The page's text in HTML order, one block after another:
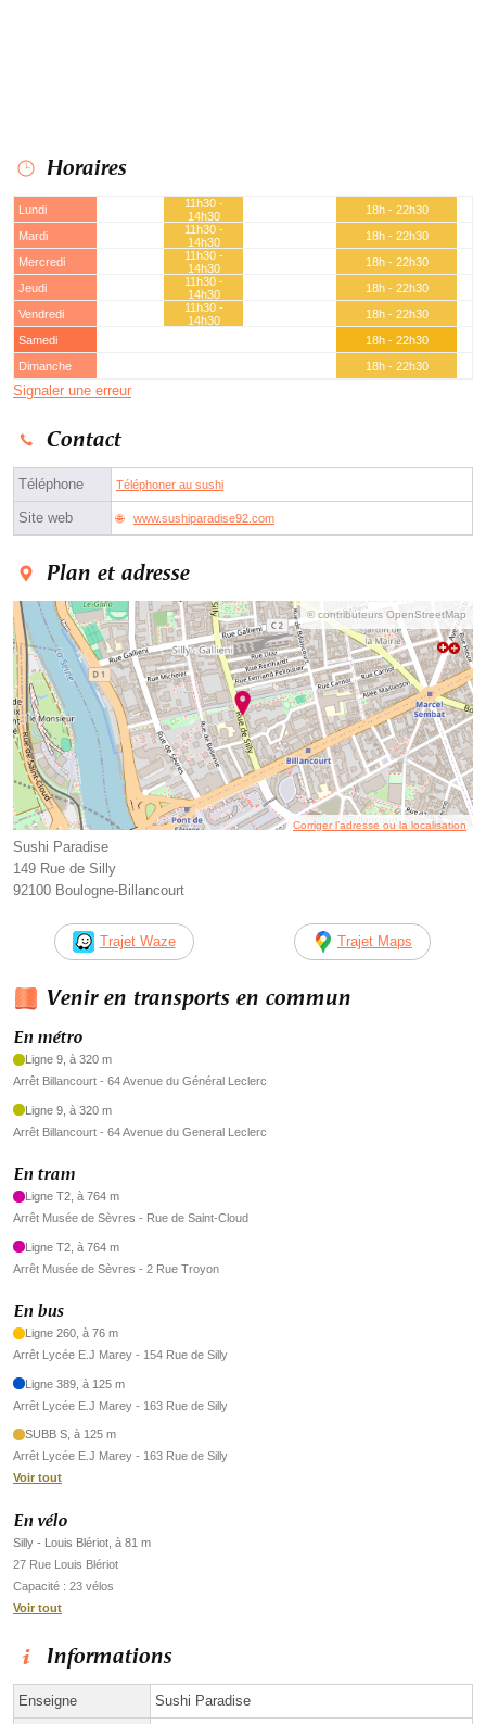
Horaires
Lundi
11h30 -
14h30
18h - 22h30
Mardi
11h30 -
14h30
18h - 22h30
Mercredi
11h30 -
14h30
18h - 22h30
Jeudi
11h30 -
14h30
18h - 22h30
Vendredi
11h30 -
14h30
18h - 22h30
Samedi
18h - 22h30
Dimanche
18h - 22h30
Signaler une erreur
Contact
Téléphone Téléphoner au sushi
Site web www.sushiparadise92.com
Plan et adresse
© contributeurs OpenStreetMap
Corriger l’adresse ou la localisation
Sushi Paradise
149 Rue de Silly
92100 Boulogne-Billancourt
Trajet Waze Trajet Maps
Venir en transports en commun
En métro
Ligne 9, à 320 m
Arrêt Billancourt - 64 Avenue du Général Leclerc
Ligne 9, à 320 m
Arrêt Billancourt - 64 Avenue du General Leclerc
En tram
Ligne T2, à 764 m
Arrêt Musée de Sèvres - Rue de Saint-Cloud
Ligne T2, à 764 m
Arrêt Musée de Sèvres - 2 Rue Troyon
En bus
Ligne 260, à 76 m
Arrêt Lycée E.J Marey - 154 Rue de Silly
Ligne 389, à 125 m
Arrêt Lycée E.J Marey - 163 Rue de Silly
SUBB S, à 125 m
Arrêt Lycée E.J Marey - 163 Rue de Silly
Voir tout
En vélo
Silly - Louis Blériot, à 81 m
27 Rue Louis Blériot
Capacité : 23 vélos
Voir tout
Informations
Enseigne Sushi Paradise